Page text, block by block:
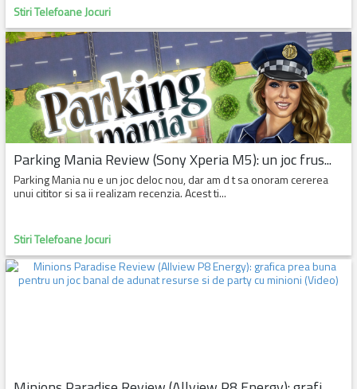
Stiri Telefoane Jocuri
Parking Mania Review (Sony Xperia M5): un joc frus...
Parking Mania nu e un joc deloc nou, dar am d t sa onoram cererea
unui cititor si sa ii realizam recenzia. Acest ti...
Stiri Telefoane Jocuri